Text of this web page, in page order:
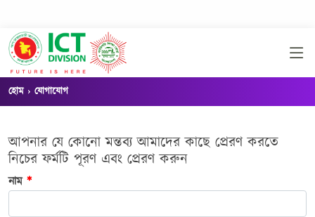
হোম যোগাযোগ
আপনার যে কোনো মন্তব্য আমাদের কাছে প্রেরণ করতে
নিচের ফর্মটি পূরণ এবং প্রেরণ করুন
নাম *